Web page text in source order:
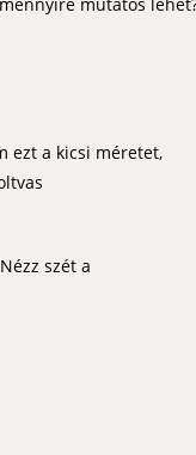
ezt a kicsi méretet,
szét a